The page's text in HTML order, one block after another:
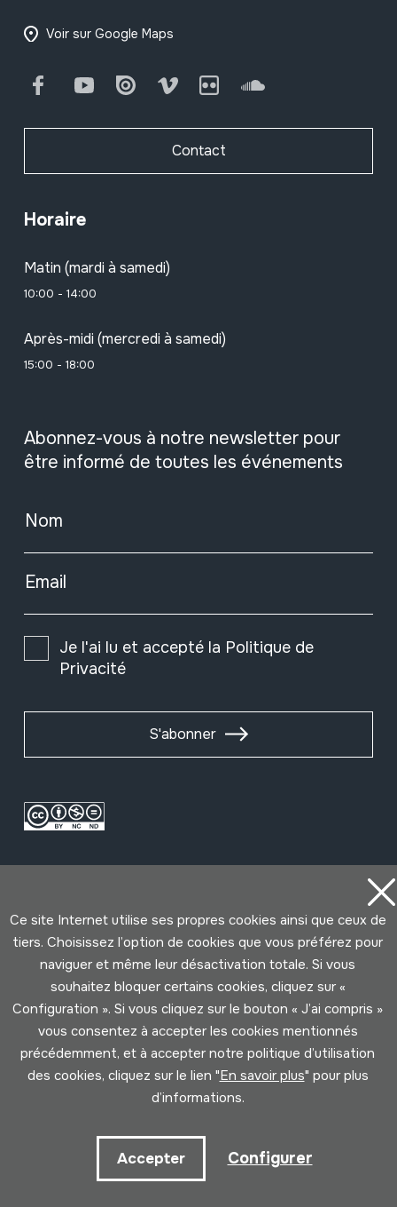
Voir sur Google Maps
FacebookYoutube Issuu Vimeo Flickr SoundCloud
Contact
Horaire
Matin (mardi à samedi)
10:00 - 14:00
Après-midi (mercredi à samedi)
15:00 - 18:00
Abonnez-vous à notre newsletter pour
être informé de toutes les événements
Nom
Email
Je l'ai lu et accepté la Politique de
Privacité
S'abonner
Conditions d'Utilisation
Politique de Privacité
Cookies politique
Développé par Lotura
Ce site Internet utilise ses propres cookies ainsi que ceux de
tiers. Choisissez l’option de cookies que vous préférez pour
naviguer et même leur désactivation totale. Si vous
souhaitez bloquer certains cookies, cliquez sur «
Configuration ». Si vous cliquez sur le bouton « J’ai compris »
vous consentez à accepter les cookies mentionnés
précédemment, et à accepter notre politique d’utilisation
des cookies, cliquez sur le lien "En savoir plus" pour plus
d’informations.
Accepter Configurer